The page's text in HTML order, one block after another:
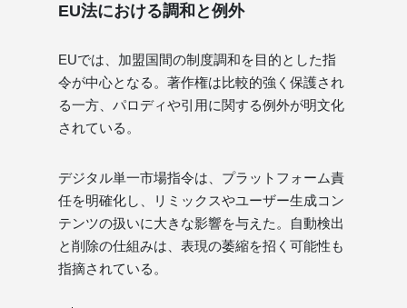
EU法における調和と例外
EUでは、加盟国間の制度調和を目的とした指
令が中心となる。著作権は比較的強く保護され
る一方、パロディや引用に関する例外が明文化
されている。
デジタル単一市場指令は、プラットフォーム責
任を明確化し、リミックスやユーザー生成コン
テンツの扱いに大きな影響を与えた。自動検出
と削除の仕組みは、表現の萎縮を招く可能性も
指摘されている。